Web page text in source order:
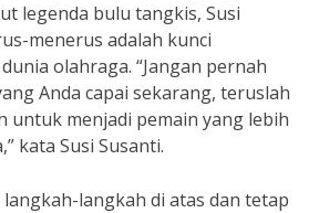
legenda bulu tangkis, Susi
menerus adalah kunci
olahraga. “Jangan pernah
Anda capai sekarang, teruslah
untuk menjadi pemain yang lebih
kata Susi Susanti.
langkah di atas dan tetap